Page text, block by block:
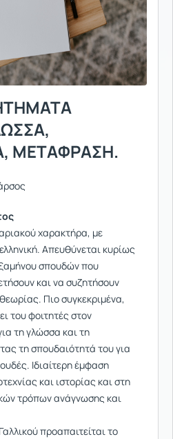
ΜΕΤΑΦΡΑΣΗ.
χαρακτήρα, με
Απευθύνεται κυρίως
σπουδών που
και να συζητήσουν
Πιο συγκεκριμένα,
του φοιτητές στον
τη γλώσσα και τη
τη σπουδαιότητά του για
Ιδιαίτερη έμφαση
και ιστορίας και στη
τρόπων ανάγνωσης και
προαπαιτείται το